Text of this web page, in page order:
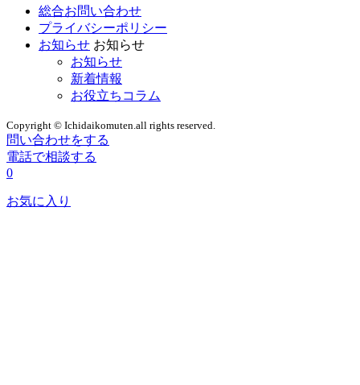
総合お問い合わせ
プライバシーポリシー
お知らせ お知らせ
お知らせ
新着情報
お役立ちコラム
Copyright © Ichidaikomuten.all rights reserved.
問い合わせをする
電話で相談する
0
お気に入り